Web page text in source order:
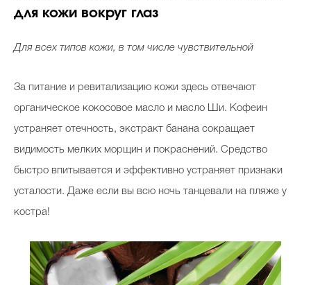
для кожи вокруг глаз
Для всех типов кожи, в том числе чувствительной
За питание и ревитализацию кожи здесь отвечают
органическое кокосовое масло и масло Ши. Кофеин
устраняет отечность, экстракт банана сокращает
видимость мелких морщин и покраснений. Средство
быстро впитывается и эффективно устраняет признаки
усталости. Даже если вы всю ночь танцевали на пляже у
костра!